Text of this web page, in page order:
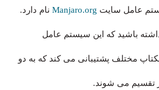
عامل سایت Manjaro.org نام دارد.
باشید که این سیستم عامل
مختلف پشتیبانی می کند که به دو
تقسیم می شوند.